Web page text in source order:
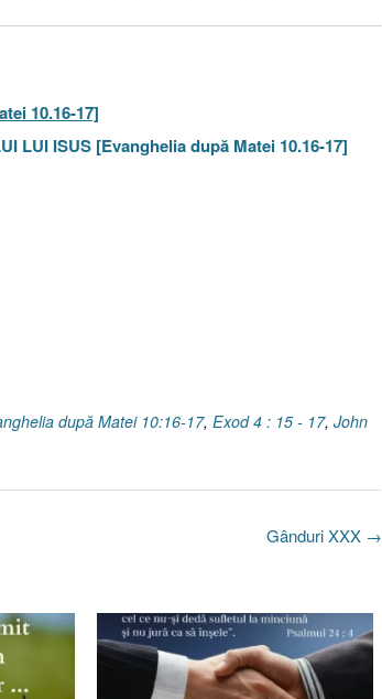
10.16-17]
LUI ISUS [Evanghelia după Matei 10.16-17]
după Matei 10:16-17, Exod 4 : 15 - 17, John
Gânduri XXX →